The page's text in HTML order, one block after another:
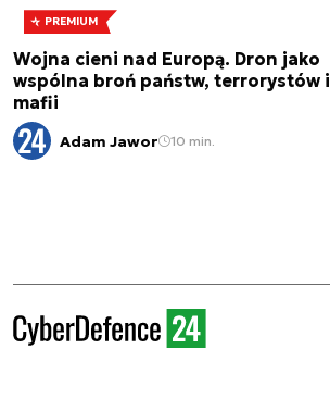
PREMIUM
Wojna cieni nad Europą. Dron jako
wspólna broń państw, terrorystów i
mafii
Adam Jawor 10 min.